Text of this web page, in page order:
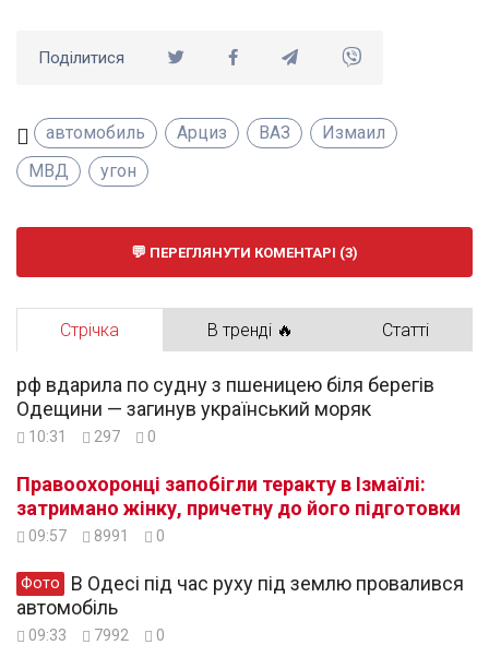
Поділитися
автомобиль Арциз ВАЗ
Измаил
МВД
угон
ПЕРЕГЛЯНУТИ КОМЕНТАРІ (3)
Стрічка В тренді 🔥 Статті
рф вдарила по судну з пшеницею біля берегів
Одещини — загинув український моряк
10:31 297 0
Правоохоронці запобігли теракту в Ізмаїлі:
затримано жінку, причетну до його підготовки
09:57 8991 0
Фото
автомобіль
09:33 7992 0